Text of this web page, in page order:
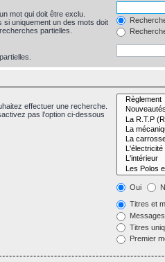
mot qui doit être exclu.
si uniquement un des mots doit
partielles.
effectuer une recherche.
pas l’option ci-dessous
Oui
Titres et
Titres
Premier